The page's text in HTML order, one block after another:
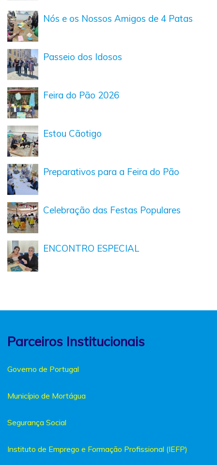
Nós e os Nossos Amigos de 4 Patas
Passeio dos Idosos
Feira do Pão 2026
Estou Cãotigo
Preparativos para a Feira do Pão
Celebração das Festas Populares
ENCONTRO ESPECIAL
Parceiros Institucionais
Governo de Portugal
Município de Mortágua
Segurança Social
Instituto de Emprego e Formação Profissional (IEFP)